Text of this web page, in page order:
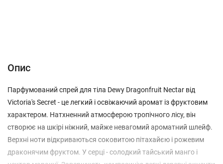
Опис
Парфумований спрей для тіла Dewy Dragonfruit Nectar від
Victoria's Secret - це легкий і освіжаючий аромат із фруктовим
характером. Натхненний атмосферою тропічного лісу, він
створює на шкірі ніжний, майже невагомий ароматний шлейф.
Верхні ноти відкриваються соковитою пітахайєю і рожевим
драконячим фруктом. У серці - солодкий тайський манго і